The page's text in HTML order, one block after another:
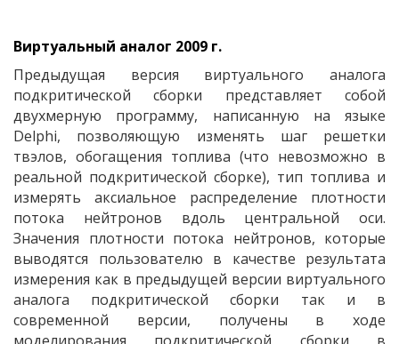
Виртуальный аналог 2009 г.
Предыдущая версия виртуального аналога
подкритической сборки представляет собой
двухмерную программу, написанную на языке
Delphi, позволяющую изменять шаг решетки
твэлов, обогащения топлива (что невозможно в
реальной подкритической сборке), тип топлива и
измерять аксиальное распределение плотности
потока нейтронов вдоль центральной оси.
Значения плотности потока нейтронов, которые
выводятся пользователю в качестве результата
измерения как в предыдущей версии виртуального
аналога подкритической сборки так и в
современной версии, получены в ходе